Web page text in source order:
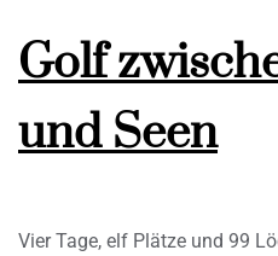
Golf
und Seen
Vier Tage, elf Plätze und 99